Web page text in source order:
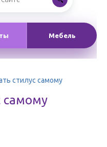
Мебель
стилус самому
самому